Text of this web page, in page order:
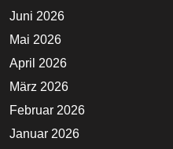
Juni 2026
Mai 2026
April 2026
März 2026
Februar 2026
Januar 2026